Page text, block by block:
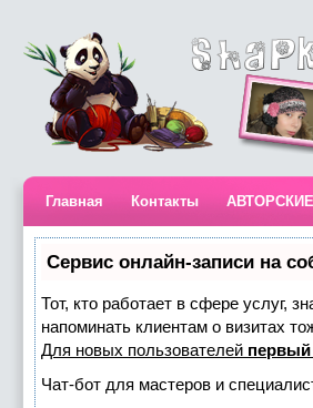
Главная Контакты
Сервис онлайн-записи на
Тот, кто работает в сфере услуг,
напоминать клиентам о визитах
Для новых пользователей первый
Чат-бот для мастеров и